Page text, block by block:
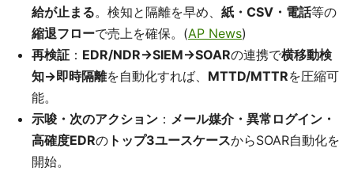
給が止まる。検知と隔離を早め、 紙・CSV・電話等の
縮退フローで売上を確保。(AP News)
再検証 ： EDR/NDR→SIEM→SOARの連携で横移動検
知→即時隔離を自動化すれば、 MTTD/MTTRを圧縮可
能。
示唆・次のアクション ： メール媒介・異常ログイン・
高確度EDRの トップ3ユースケースからSOAR自動化を
開始。